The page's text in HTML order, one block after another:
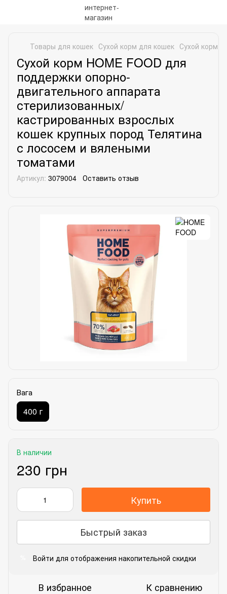
Товары для кошек Сухой корм для кошек Сухой корм
Сухой корм HOME FOOD для
поддержки опорно-
двигательного аппарата
стерилизованных/
кастрированных взрослых
кошек крупных пород Телятина
с лососем и вялеными
томатами
Артикул: 3079004 Оставить отзыв
Вага
400 г
В наличии
230 грн
Купить
Быстрый заказ
Войти для отображения накопительной скидки
В избранное К сравнению